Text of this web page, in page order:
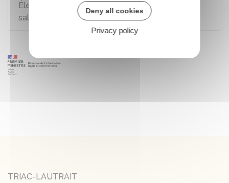
Élections du CSE dans les entreprises de 11
salariés et plus
TRIAC-LAUTRAIT
Deny all cookies
Privacy policy